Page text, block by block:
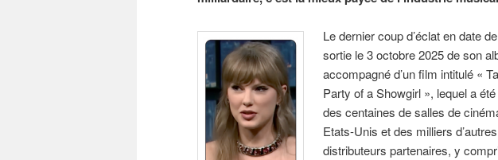
Le dernier coup d’éclat en date
sortie le 3 octobre 2025 de son
accompagné d’un film intitulé «
Party of a Showgirl », lequel a
des centaines de salles de
Etats-Unis et des milliers
distributeurs partenaires, y